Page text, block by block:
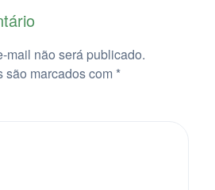
mail não será publicado.
são marcados com *